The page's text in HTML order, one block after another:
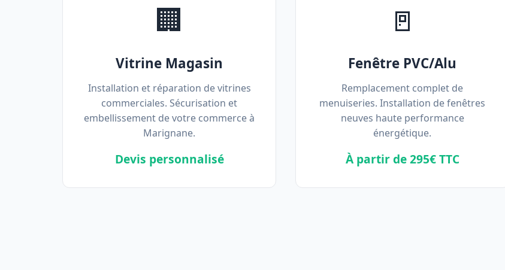
🏢
Vitrine Magasin
Installation et réparation de vitrines
commerciales. Sécurisation et
embellissement de votre commerce à
Marignane.
Devis personnalisé
🚪
Fenêtre PVC/Alu
Remplacement complet de
menuiseries. Installation de fenêtres
neuves haute performance
énergétique.
À partir de 295€ TTC